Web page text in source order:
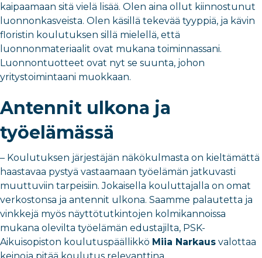
kaipaamaan sitä vielä lisää. Olen aina ollut kiinnostunut
luonnonkasveista. Olen käsillä tekevää tyyppiä, ja kävin
floristin koulutuksen sillä mielellä, että
luonnonmateriaalit ovat mukana toiminnassani.
Luonnontuotteet ovat nyt se suunta, johon
yritystoimintaani muokkaan.
Antennit ulkona ja
työelämässä
– Koulutuksen järjestäjän näkökulmasta on kieltämättä
haastavaa pystyä vastaamaan työelämän jatkuvasti
muuttuviin tarpeisiin. Jokaisella kouluttajalla on omat
verkostonsa ja antennit ulkona. Saamme palautetta ja
vinkkejä myös näyttötutkintojen kolmikannoissa
mukana olevilta työelämän edustajilta, PSK-
Aikuisopiston koulutuspäällikkö Miia Narkaus valottaa
keinoja pitää koulutus relevanttina.